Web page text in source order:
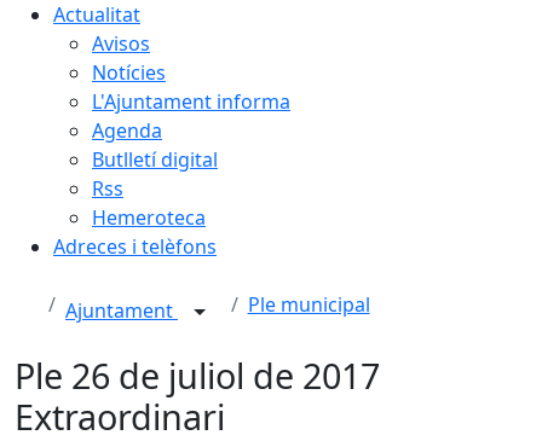
Actualitat
Avisos
Notícies
L'Ajuntament informa
Agenda
Butlletí digital
Rss
Hemeroteca
Adreces i telèfons
Ajuntament Ple municipal
Ple 26 de juliol de 2017
Extraordinari